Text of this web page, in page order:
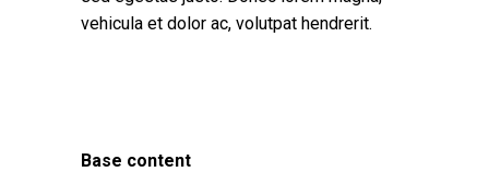
vehicula et dolor ac, volutpat hendrerit.
Base content